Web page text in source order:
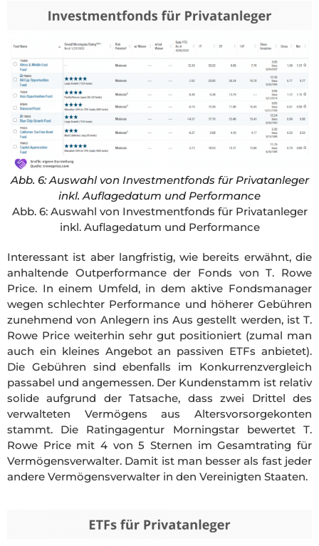
Abb. 6: Auswahl von Investmentfonds für Privatanleger
inkl. Auflagedatum und Performance
Abb. 6: Auswahl von Investmentfonds für Privatanleger
inkl. Auflagedatum und Performance
Interessant ist aber langfristig, wie bereits erwähnt, die
anhaltende Outperformance der Fonds von T. Rowe
Price. In einem Umfeld, in dem aktive Fondsmanager
wegen schlechter Performance und höherer Gebühren
zunehmend von Anlegern ins Aus gestellt werden, ist T.
Rowe Price weiterhin sehr gut positioniert (zumal man
auch ein kleines Angebot an passiven ETFs anbietet).
Die Gebühren sind ebenfalls im Konkurrenzvergleich
passabel und angemessen. Der Kundenstamm ist relativ
solide aufgrund der Tatsache, dass zwei Drittel des
verwalteten Vermögens aus Altersvorsorgekonten
stammt. Die Ratingagentur Morningstar bewertet T.
Rowe Price mit 4 von 5 Sternen im Gesamtrating für
Vermögensverwalter. Damit ist man besser als fast jeder
andere Vermögensverwalter in den Vereinigten Staaten.